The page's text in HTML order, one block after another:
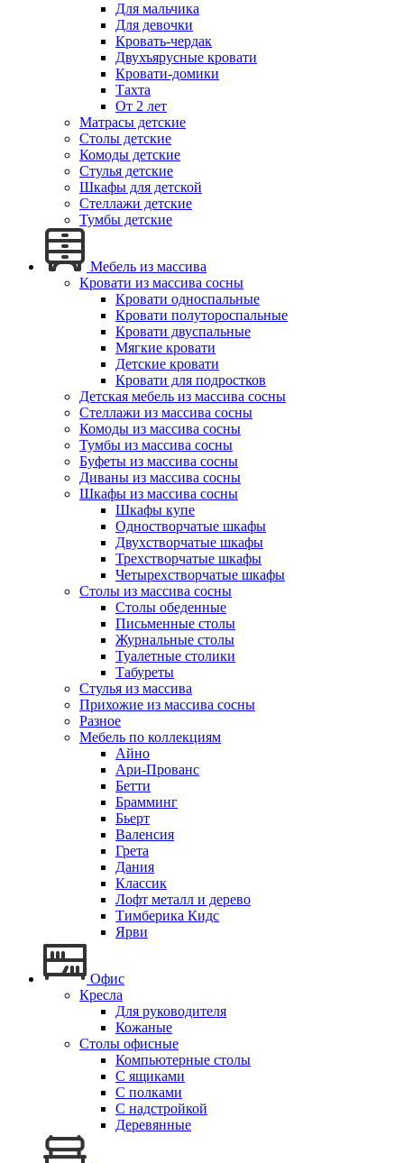
Для мальчика
Для девочки
Кровать-чердак
Двухъярусные кровати
Кровати-домики
Тахта
От 2 лет
Матрасы детские
Столы детские
Комоды детские
Стулья детские
Шкафы для детской
Стеллажи детские
Тумбы детские
Мебель из массива
Кровати из массива сосны
Кровати односпальные
Кровати полутороспальные
Кровати двуспальные
Мягкие кровати
Детские кровати
Кровати для подростков
Детская мебель из массива сосны
Стеллажи из массива сосны
Комоды из массива сосны
Тумбы из массива сосны
Буфеты из массива сосны
Диваны из массива сосны
Шкафы из массива сосны
Шкафы купе
Одностворчатые шкафы
Двухстворчатые шкафы
Трехстворчатые шкафы
Четырехстворчатые шкафы
Столы из массива сосны
Столы обеденные
Письменные столы
Журнальные столы
Туалетные столики
Табуреты
Стулья из массива
Прихожие из массива сосны
Разное
Мебель по коллекциям
Айно
Ари-Прованс
Бетти
Брамминг
Бьерт
Валенсия
Грета
Дания
Классик
Лофт металл и дерево
Тимберика Кидс
Ярви
Офис
Кресла
Для руководителя
Кожаные
Столы офисные
Компьютерные столы
С ящиками
С полками
С надстройкой
Деревянные